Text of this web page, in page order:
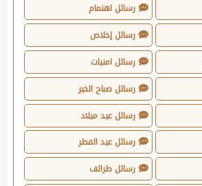
رسائل اهتمام
رسائل إخلاص
رسائل امنيات
رسائل صباح الخير
رسائل عيد ميلاد
رسائل عيد الفطر
رسائل طرائف